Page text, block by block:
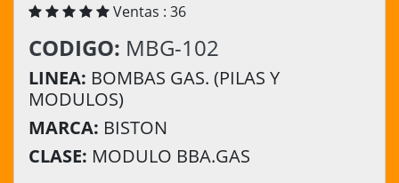
Ventas : 36
CODIGO: MBG-102
LINEA: BOMBAS GAS. (PILAS Y
MODULOS)
MARCA: BISTON
CLASE: MODULO BBA.GAS